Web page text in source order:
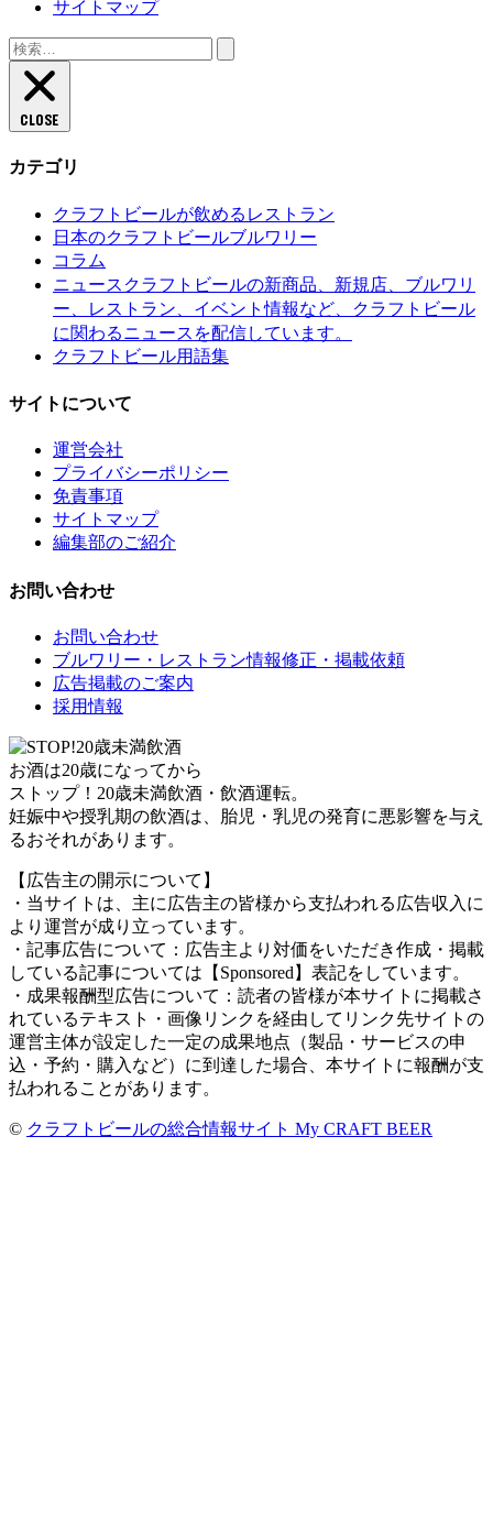
サイトマップ
検
索:
CLOSE
カテゴリ
クラフトビールが飲めるレストラン
日本のクラフトビールブルワリー
コラム
ニュース クラフトビールの新商品、新規店、ブルワリ
ー、レストラン、イベント情報など、クラフトビール
に関わるニュースを配信しています。
クラフトビール用語集
サイトについて
運営会社
プライバシーポリシー
免責事項
サイトマップ
編集部のご紹介
お問い合わせ
お問い合わせ
ブルワリー・レストラン情報修正・掲載依頼
広告掲載のご案内
採用情報
お酒は20歳になってから
ストップ！20歳未満飲酒・飲酒運転。
妊娠中や授乳期の飲酒は、胎児・乳児の発育に悪影響を与え
るおそれがあります。
【広告主の開示について】
・当サイトは、主に広告主の皆様から支払われる広告収入に
より運営が成り立っています。
・記事広告について：広告主より対価をいただき作成・掲載
している記事については【Sponsored】表記をしています。
・成果報酬型広告について：読者の皆様が本サイトに掲載さ
れているテキスト・画像リンクを経由してリンク先サイトの
運営主体が設定した一定の成果地点（製品・サービスの申
込・予約・購入など）に到達した場合、本サイトに報酬が支
払われることがあります。
© クラフトビールの総合情報サイト My CRAFT BEER